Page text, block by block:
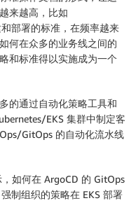
来越高，比如
部署的标准，在频率越来
何在众多的业务线之间的
和标准得以实施成为一个
的通过自动化策略工具和
EKS 集群中制定客
GitOps 的自动化流水线
如何在 ArgoCD 的 GitOps
制组织的策略在 EKS 部署